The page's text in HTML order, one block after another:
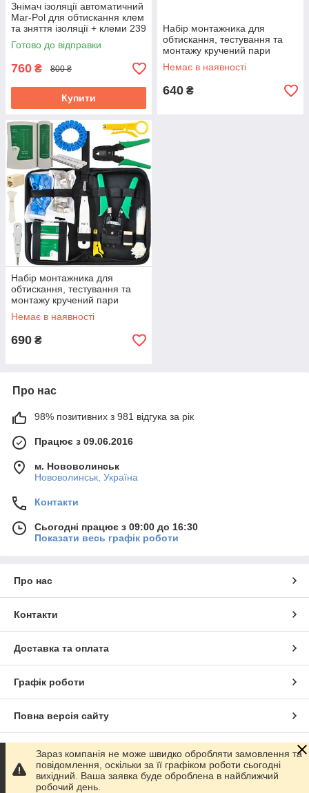
Знімач ізоляції автоматичний
Mar-Pol для обтискання клем
та зняття ізоляції + клеми 239
шт (M49529)
Готово до відправки
760 ₴ 800 ₴
Купити
Набір монтажника для
обтискання, тестування та
монтажу кручений пари
Bigstren 6 в 1 RJ45 / RJ11
(7874)
Немає в наявності
640 ₴
Набір монтажника для
обтискання, тестування та
монтажу кручений пари
Bigstren 6 в 1 RJ45 / RJ11
(23547)
Немає в наявності
690 ₴
Про нас
98% позитивних з 981 відгука за рік
Працює з 09.06.2016
м. Нововолинськ
Нововолинськ, Україна
Контакти
Сьогодні працює з 09:00 до 16:30
Показати весь графік роботи
Про нас
Контакти
Доставка та оплата
Графік роботи
Повна версія сайту
Сайт створено на маркетплейсі Prom.ua
Політика конфіденційності
Зараз компанія не може швидко обробляти замовлення та
повідомлення, оскільки за її графіком роботи сьогодні
вихідний. Ваша заявка буде оброблена в найближчий
робочий день.